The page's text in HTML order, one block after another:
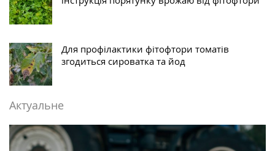
Для профілактики фітофтори томатів
згодиться сироватка та йод
Актуальне